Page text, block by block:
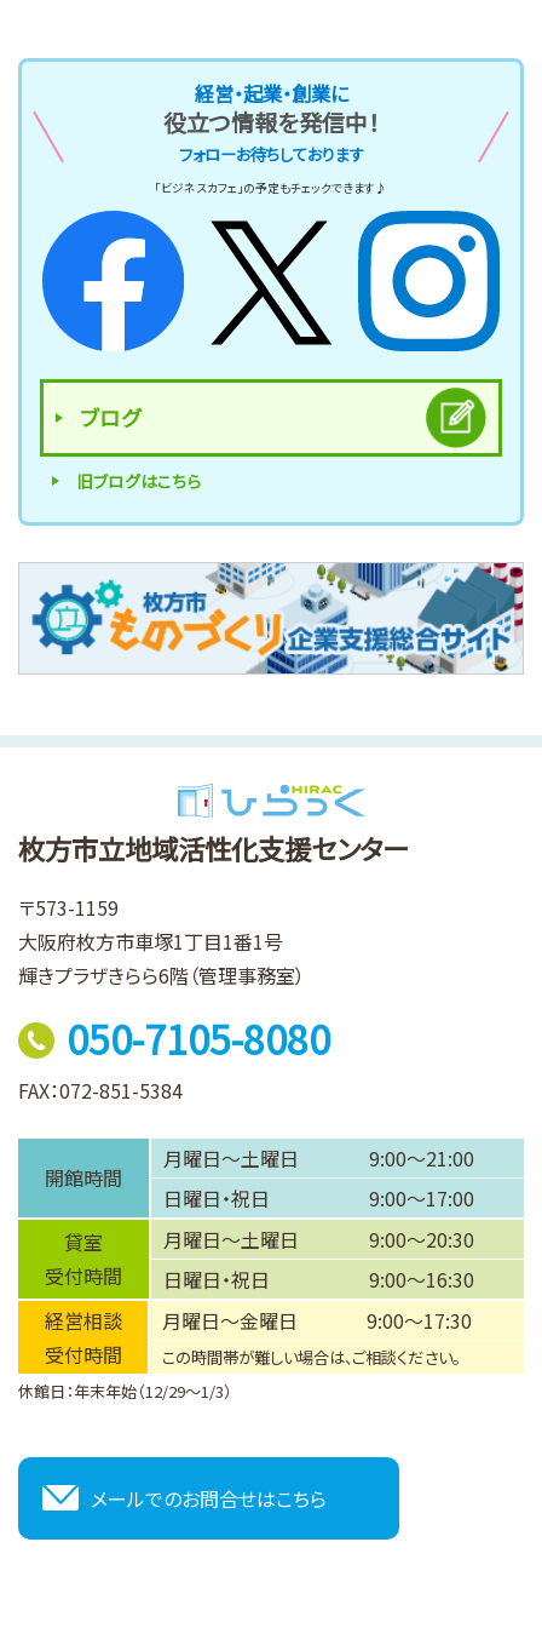
経営・起業・創業に
役立つ情報を発信中！
フォローお待ちしております
「ビジネスカフェ」の予定もチェックできます♪
ブログ
旧ブログはこちら
枚方市立地域活性化支援センター
〒573-1159
大阪府枚方市車塚1丁目1番1号
輝きプラザきらら6階（管理事務室）
050-7105-8080
FAX：072-851-5384
開館時間
月曜日～土曜日
9:00～21:00
日曜日・祝日
9:00～17:00
貸室
受付時間
月曜日～土曜日
9:00～20:30
日曜日・祝日
9:00～16:30
経営相談
受付時間
月曜日～金曜日 9:00～17:30
この時間帯が難しい場合は、ご相談ください。
休館日：年末年始（12/29～1/3）
メールでのお問合せはこちら